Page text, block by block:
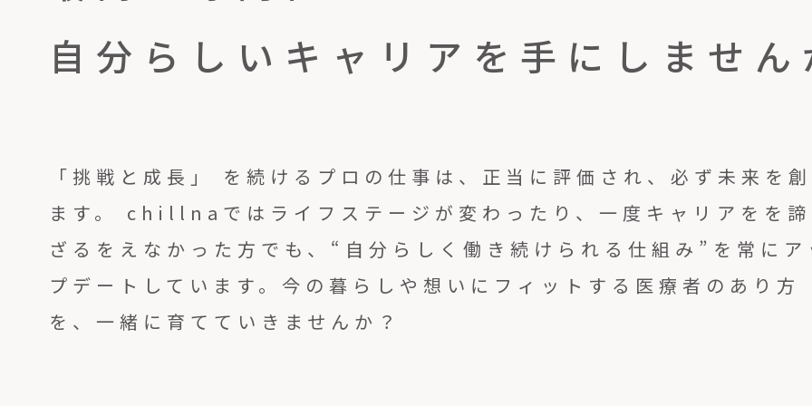
自分らしいキャリアを手にしません
「挑戦と成長」 を続けるプロの仕事は、正当に評価され、必ず未来を創
ます。 chillnaではライフステージが変わったり、一度キャリアをを諦
ざるをえなかった方でも、“自分らしく働き続けられる仕組み”を常にア
プデートしています。今の暮らしや想いにフィットする医療者のあり方
を、一緒に育てていきませんか？